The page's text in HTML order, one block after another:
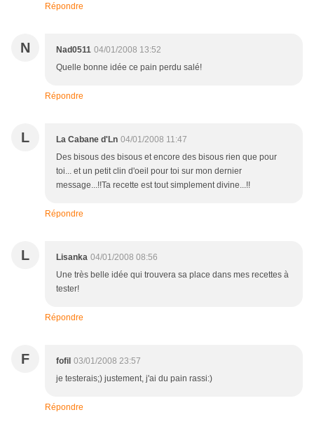
Répondre
N Nad0511 04/01/2008 13:52
Quelle bonne idée ce pain perdu salé!
Répondre
L La Cabane d'Ln 04/01/2008 11:47
Des bisous des bisous et encore des bisous rien que pour
toi... et un petit clin d'oeil pour toi sur mon dernier
message...!!Ta recette est tout simplement divine...!!
Répondre
L Lisanka 04/01/2008 08:56
Une très belle idée qui trouvera sa place dans mes recettes à
tester!
Répondre
F fofil 03/01/2008 23:57
je testerais;) justement, j'ai du pain rassi:)
Répondre